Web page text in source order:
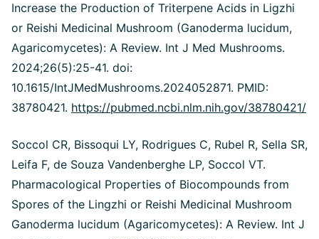
Increase the Production of Triterpene Acids in Ligzhi
or Reishi Medicinal Mushroom (Ganoderma lucidum,
Agaricomycetes): A Review. Int J Med Mushrooms.
2024;26(5):25-41. doi:
10.1615/IntJMedMushrooms.2024052871. PMID:
38780421. https://pubmed.ncbi.nlm.nih.gov/38780421/
Soccol CR, Bissoqui LY, Rodrigues C, Rubel R, Sella SR,
Leifa F, de Souza Vandenberghe LP, Soccol VT.
Pharmacological Properties of Biocompounds from
Spores of the Lingzhi or Reishi Medicinal Mushroom
Ganoderma lucidum (Agaricomycetes): A Review. Int J